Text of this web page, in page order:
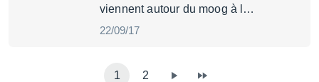
viennent autour du moog à l…
22/09/17
1 2